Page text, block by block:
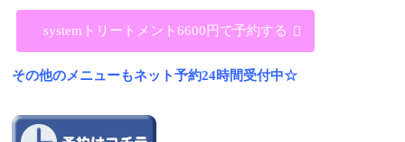
systemトリートメント6600円で予約する
その他のメニューもネット予約24時間受付中☆